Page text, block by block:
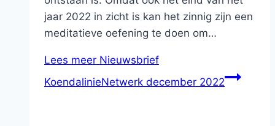
jaar 2022 in zicht is kan het zinnig zijn een
meditatieve oefening te doen om…
Lees meer Nieuwsbrief
KoendalinieNetwerk december 2022